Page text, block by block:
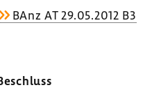
BAnz AT 29.05.2012 B3